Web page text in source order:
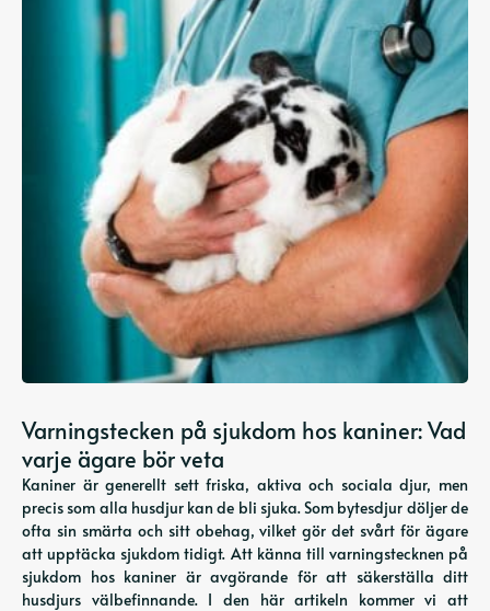
Varningstecken på sjukdom hos kaniner: Vad
varje ägare bör veta
Kaniner är generellt sett friska, aktiva och sociala djur, men
precis som alla husdjur kan de bli sjuka. Som bytesdjur döljer de
ofta sin smärta och sitt obehag, vilket gör det svårt för ägare
att upptäcka sjukdom tidigt. Att känna till varningstecknen på
sjukdom hos kaniner är avgörande för att säkerställa ditt
husdjurs välbefinnande. I den här artikeln kommer vi att